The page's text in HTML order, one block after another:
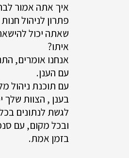
איך אתה אמור
פתרון לניהול חנות
שאתה יכול
איתו?
אנחנו אומרים,
עם הענן.
עם תוכנת ניהול
בענן , הצוות שלך
לגשת לנתונים
ובכל מקום, עם
בזמן אמת.